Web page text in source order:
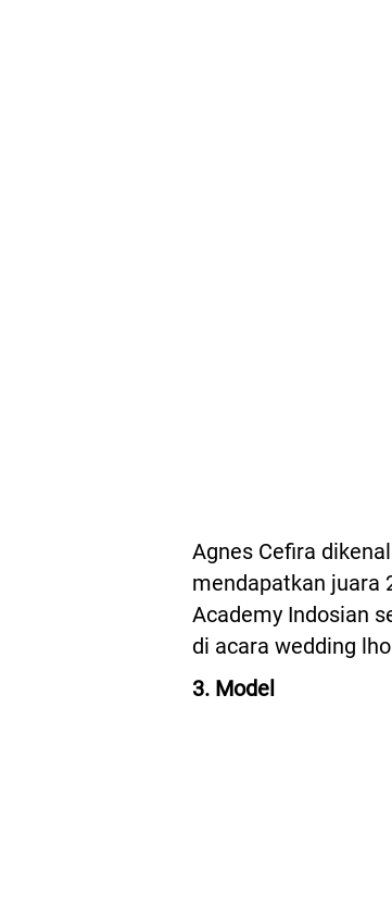
Agnes Cefira
mendapatkan juara
Academy Indosian
di acara wedding
3. Model